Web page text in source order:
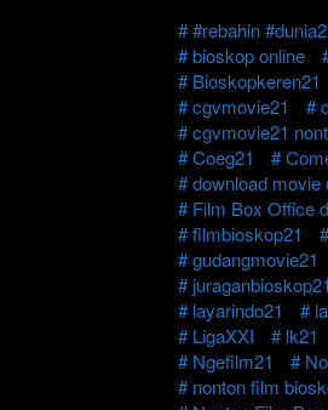
#rebahin
bioskop online
Bioskopkeren21
cgvmovie21
cgvmovie21
Coeg21
download movie
Film Box Office
filmbioskop21
gudangmovie21
juraganbioskop21
layarindo21
LigaXXI
lk21
Ngefilm21
nonton film